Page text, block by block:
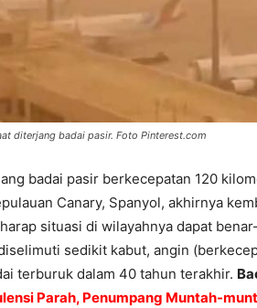
diterjang badai pasir. Foto Pinterest.com
badai pasir berkecepatan 120
Canary, Spanyol, akhirnya
situasi di wilayahnya dapat
sedikit kabut, angin
terburuk dalam 40 tahun terakhir.
Parah, Penumpang Muntah-